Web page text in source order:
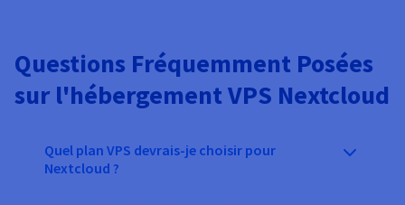
Questions Fréquemment Posées
sur l'hébergement VPS Nextcloud
Quel plan VPS devrais-je choisir pour
Nextcloud ?